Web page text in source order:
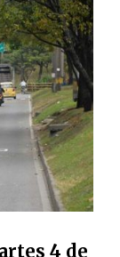
4 de